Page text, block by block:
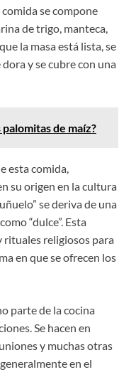
se compone
de trigo, manteca,
la masa está lista, se
y se cubre con una
palomitas de maíz?
esta comida,
su origen en la cultura
se deriva de una
“dulce”. Esta
rituales religiosos para
en que se ofrecen los
parte de la cocina
Se hacen en
y muchas otras
en el